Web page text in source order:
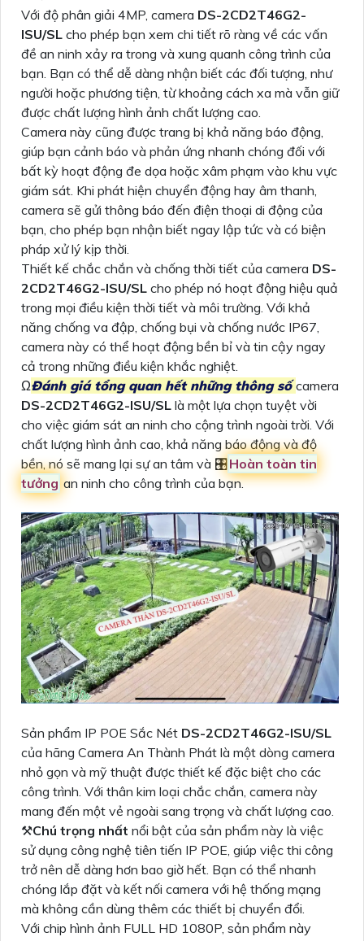
Với độ phân giải 4MP, camera DS-2CD2T46G2-
ISU/SL cho phép bạn xem chi tiết rõ ràng về các vấn
đề an ninh xảy ra trong và xung quanh công trình của
bạn. Bạn có thể dễ dàng nhận biết các đối tượng, như
người hoặc phương tiện, từ khoảng cách xa mà vẫn giữ
được chất lượng hình ảnh chất lượng cao.
Camera này cũng được trang bị khả năng báo động,
giúp bạn cảnh báo và phản ứng nhanh chóng đối với
bất kỳ hoạt động đe dọa hoặc xâm phạm vào khu vực
giám sát. Khi phát hiện chuyển động hay âm thanh,
camera sẽ gửi thông báo đến điện thoại di động của
bạn, cho phép bạn nhận biết ngay lập tức và có biện
pháp xử lý kịp thời.
Thiết kế chắc chắn và chống thời tiết của camera DS-
2CD2T46G2-ISU/SL cho phép nó hoạt động hiệu quả
trong mọi điều kiện thời tiết và môi trường. Với khả
năng chống va đập, chống bụi và chống nước IP67,
camera này có thể hoạt động bền bỉ và tin cậy ngay
cả trong những điều kiện khắc nghiệt.
ΩĐánh giá tổng quan hết những thông sốcamera
DS-2CD2T46G2-ISU/SL là một lựa chọn tuyệt vời
cho việc giám sát an ninh cho cộng trình ngoài trời. Với
chất lượng hình ảnh cao, khả năng báo động và độ
bền, nó sẽ mang lại sự an tâm và 🎛Hoàn toàn tin
tưởng an ninh cho công trình của bạn.
Sản phẩm IP POE Sắc Nét DS-2CD2T46G2-ISU/SL
của hãng Camera An Thành Phát là một dòng camera
nhỏ gọn và mỹ thuật được thiết kế đặc biệt cho các
công trình. Với thân kim loại chắc chắn, camera này
mang đến một vẻ ngoài sang trọng và chất lượng cao.
⚒Chú trọng nhất nổi bật của sản phẩm này là việc
sử dụng công nghệ tiên tiến IP POE, giúp việc thi công
trở nên dễ dàng hơn bao giờ hết. Bạn có thể nhanh
chóng lắp đặt và kết nối camera với hệ thống mạng
mà không cần dùng thêm các thiết bị chuyển đổi.
Với chip hình ảnh FULL HD 1080P, sản phẩm này